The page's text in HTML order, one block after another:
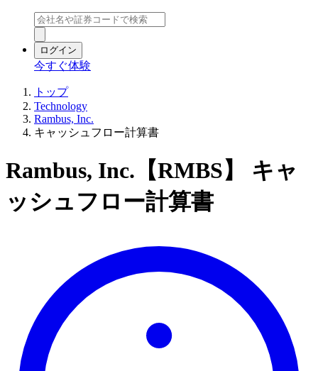
ログイン
今すぐ体験
トップ
Technology
Rambus, Inc.
キャッシュフロー計算書
Rambus, Inc.【RMBS】 キャ
ッシュフロー計算書